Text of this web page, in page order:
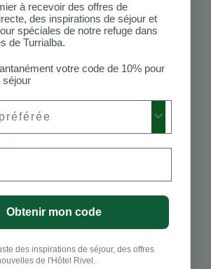
au
Benjamin
Charbonneau,
à recevoir des offres de
des inspirations de séjour et
spéciales de notre refuge dans
de Turrialba.
votre code de 10% pour
séjour
Obtenir mon code
des inspirations de séjour, des offres
de l'Hôtel Rivel.